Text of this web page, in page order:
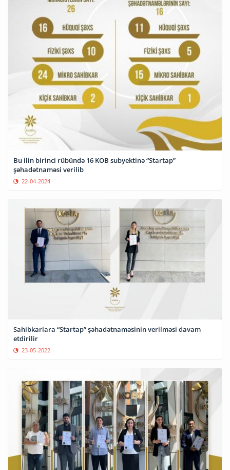
Bu ilin birinci rübündə 16 KOB subyektinə “Startap”
şəhadətnaməsi verilib
22-04-2024
Sahibkarlara “Startap” şəhadətnaməsinin verilməsi davam
etdirilir
23-05-2022